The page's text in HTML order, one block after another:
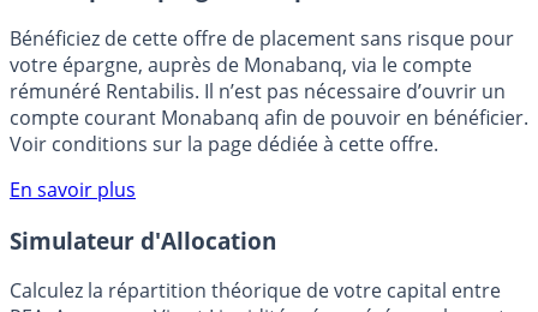
🎁 Bon plan épargne : 3% pendant 6 mois
Bénéficiez de cette offre de placement sans risque pour
votre épargne, auprès de Monabanq, via le compte
rémunéré Rentabilis. Il n’est pas nécessaire d’ouvrir un
Voir conditions sur la page dédiée à cette offre.
En savoir plus
Simulateur d'Allocation